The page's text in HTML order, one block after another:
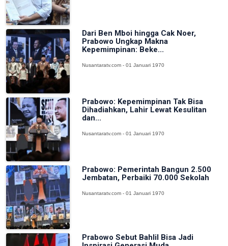
Dari Ben Mboi hingga Cak Noer,
Prabowo Ungkap Makna
Kepemimpinan: Beke...
Nusantaratv.com - 01 Januari 1970
Prabowo: Kepemimpinan Tak Bisa
Dihadiahkan, Lahir Lewat Kesulitan
dan...
Nusantaratv.com - 01 Januari 1970
Prabowo: Pemerintah Bangun 2.500
Jembatan, Perbaiki 70.000 Sekolah
Nusantaratv.com - 01 Januari 1970
Prabowo Sebut Bahlil Bisa Jadi